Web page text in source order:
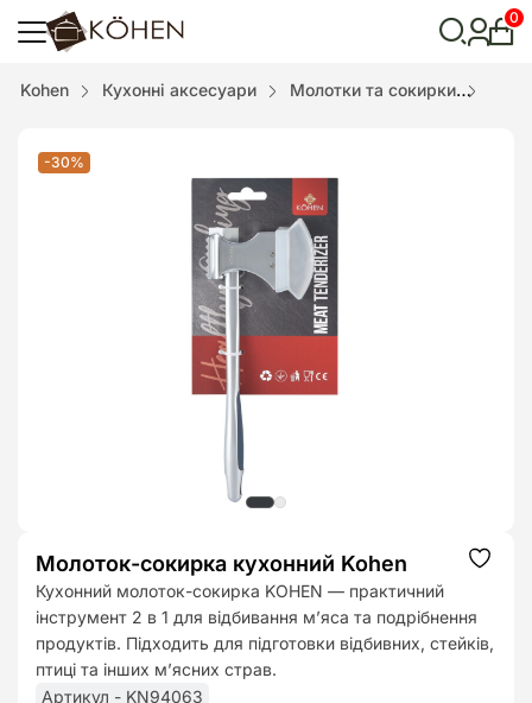
пошук
0
Kohen Кухонні аксесуари Молотки та сокирки
-30%
Молоток-сокирка кухонний Kohen
Кухонний молоток-сокирка KOHEN — практичний
інструмент 2 в 1 для відбивання м’яса та подрібнення
продуктів. Підходить для підготовки відбивних, стейків,
птиці та інших м’ясних страв.
Артикул - KN94063